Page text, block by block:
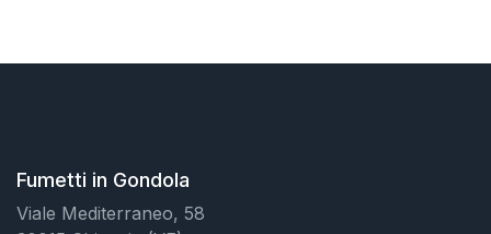
Fumetti in Gondola
Viale Mediterraneo, 58